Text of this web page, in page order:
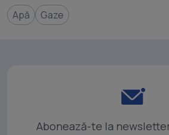
Apă Gaze
Abonează-te la